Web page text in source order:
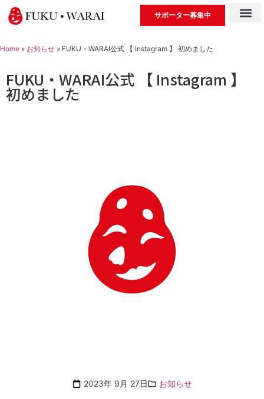
サポーター募集中
Home » お知らせ » FUKU・WARAI公式 【 Instagram 】 初めました
FUKU・WARAI公式 【 Instagram 】
初めました
2023年 9月 27日 お知らせ